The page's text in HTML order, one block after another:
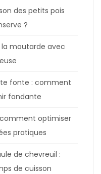
des petits pois
?
moutarde avec
fonte : comment
fondante
optimiser
pratiques
de chevreuil :
de cuisson